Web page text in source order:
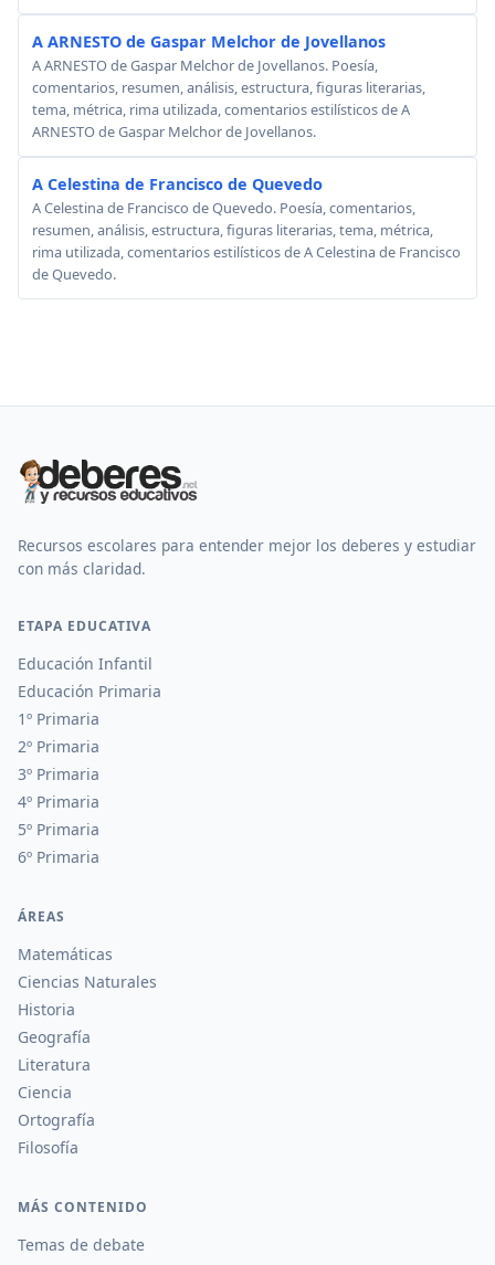
A ARNESTO de Gaspar Melchor de Jovellanos
A ARNESTO de Gaspar Melchor de Jovellanos. Poesía,
comentarios, resumen, análisis, estructura, figuras literarias,
tema, métrica, rima utilizada, comentarios estilísticos de A
ARNESTO de Gaspar Melchor de Jovellanos.
A Celestina de Francisco de Quevedo
A Celestina de Francisco de Quevedo. Poesía, comentarios,
resumen, análisis, estructura, figuras literarias, tema, métrica,
rima utilizada, comentarios estilísticos de A Celestina de Francisco
de Quevedo.
Recursos escolares para entender mejor los deberes y estudiar
con más claridad.
ETAPA EDUCATIVA
Educación Infantil
Educación Primaria
1º Primaria
2º Primaria
3º Primaria
4º Primaria
5º Primaria
6º Primaria
ÁREAS
Matemáticas
Ciencias Naturales
Historia
Geografía
Literatura
Ciencia
Ortografía
Filosofía
MÁS CONTENIDO
Temas de debate